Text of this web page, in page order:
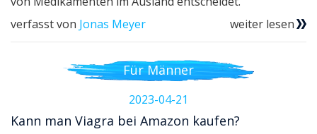
verfasst von Jonas Meyer weiter lesen
Für Männer
2023-04-21
Kann man Viagra bei Amazon kaufen?